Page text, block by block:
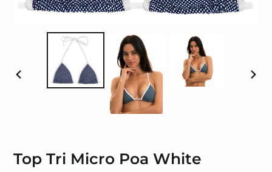
POPRZEDNI
Top Tri Micro Poa White